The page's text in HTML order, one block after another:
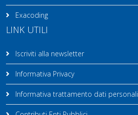
Exacoding
LINK UTILI
Iscriviti alla newsletter
Informativa Privacy
Informativa trattamento dati personali